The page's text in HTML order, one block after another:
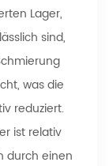
Lager,
sind,
was die
reduziert.
ist relativ
durch einen